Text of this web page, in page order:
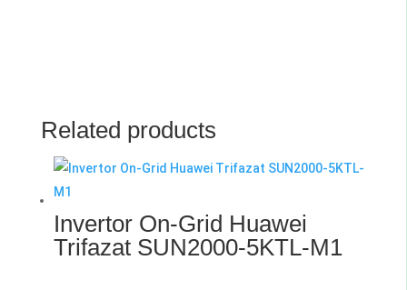
Related products
Invertor On-Grid Huawei
Trifazat SUN2000-5KTL-M1